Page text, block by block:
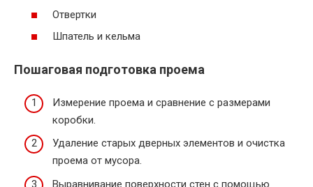
Отвертки
Шпатель и кельма
Пошаговая подготовка проема
Измерение проема и сравнение с размерами
коробки.
Удаление старых дверных элементов и очистка
проема от мусора.
Выравнивание поверхности стен с помощью